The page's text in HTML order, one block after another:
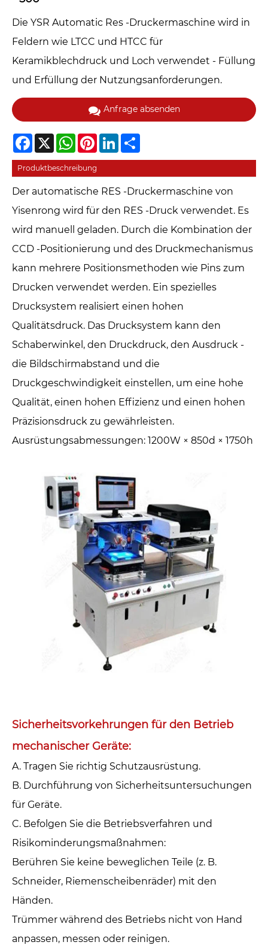
Die YSR Automatic Res -Druckermaschine wird in
Feldern wie LTCC und HTCC für
Keramikblechdruck und Loch verwendet - Füllung
und Erfüllung der Nutzungsanforderungen.
Anfrage absenden
Facebook
X WhatsAppPinterestLinkedIn
Produktbeschreibung
Der automatische RES -Druckermaschine von
Yisenrong wird für den RES -Druck verwendet. Es
wird manuell geladen. Durch die Kombination der
CCD -Positionierung und des Druckmechanismus
kann mehrere Positionsmethoden wie Pins zum
Drucken verwendet werden. Ein spezielles
Drucksystem realisiert einen hohen
Qualitätsdruck. Das Drucksystem kann den
Schaberwinkel, den Druckdruck, den Ausdruck -
die Bildschirmabstand und die
Druckgeschwindigkeit einstellen, um eine hohe
Qualität, einen hohen Effizienz und einen hohen
Präzisionsdruck zu gewährleisten.
Ausrüstungsabmessungen: 1200W × 850d × 1750h
Sicherheitsvorkehrungen für den Betrieb
mechanischer Geräte: ‌
A. Tragen Sie richtig Schutzausrüstung.‌
B. Durchführung von Sicherheitsuntersuchungen
für Geräte.‌
C. Befolgen Sie die Betriebsverfahren und
Risikominderungsmaßnahmen: ‌
Berühren Sie keine beweglichen Teile (z. B.
Schneider, Riemenscheibenräder) mit den
Händen.
Trümmer während des Betriebs nicht von Hand
anpassen, messen oder reinigen.